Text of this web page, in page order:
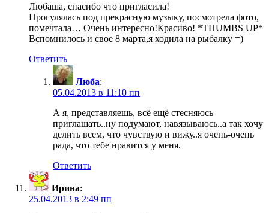
Любаша, спасибо что пригласила!
Прогулялась под прекрасную музыку, посмотрела фото,
помечтала… Очень интересно!Красиво! *THUMBS UP*
Вспомнилось и свое 8 марта,я ходила на рыбалку =)
Ответить
Люба:
05.04.2013 в 11:10 пп
А я, представляешь, всё ещё стесняюсь
приглашать..ну подумают, навязываюсь..а так хочу
делить всем, что чувствую и вижу..я очень-очень
рада, что тебе нравится у меня.
Ответить
Ирина:
25.04.2013 в 2:49 пп